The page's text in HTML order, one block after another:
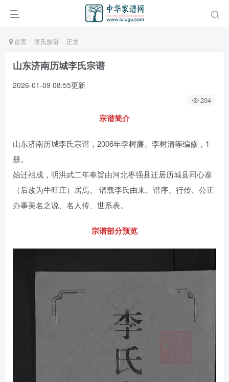
首页 李氏族谱 正文
山东济南历城李氏宗谱
2026-01-09 08:55更新
204
宗谱简介
山东济南历城李氏宗谱，2006年李树廉、李树清等编修，1
册。
始迁祖成，明洪武二年奉旨由河北枣强县迁居历城县同心寨
（后改为牛旺庄）居焉。 谱载李氏由来、谱序、行传、公正
办事美名之说、名人传、世系表。
宗谱部分预览